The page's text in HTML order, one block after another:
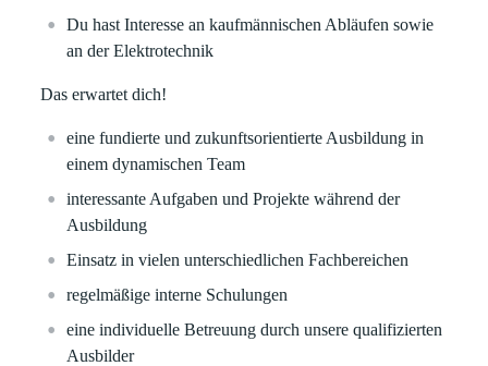
Du hast Interesse an kaufmännischen Abläufen sowie
an der Elektrotechnik
Das erwartet dich!
eine fundierte und zukunftsorientierte Ausbildung in
einem dynamischen Team
interessante Aufgaben und Projekte während der
Ausbildung
Einsatz in vielen unterschiedlichen Fachbereichen
regelmäßige interne Schulungen
eine individuelle Betreuung durch unsere qualifizierten
Ausbilder